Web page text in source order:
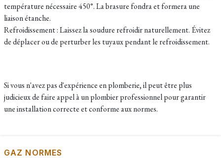
température nécessaire 450°. La brasure fondra et formera une
liaison étanche.
Refroidissement : Laissez la soudure refroidir naturellement. Évitez
de déplacer ou de perturber les tuyaux pendant le refroidissement.
Si vous n'avez pas d'expérience en plomberie, il peut être plus
judicieux de faire appel à un plombier professionnel pour garantir
une installation correcte et conforme aux normes.
GAZ NORMES